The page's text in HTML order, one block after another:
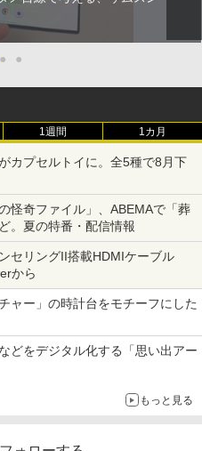
● ●
1週間 1カ月
カプセルトイに。全5種で8月下
怪奇ファイル」、ABEMAで「葬
。夏の特番・配信情報
セリングII搭載HDMIケーブル
から
ャー」の時計台をモチーフにした
どをデジタル化する「思い出アー
もっと見る